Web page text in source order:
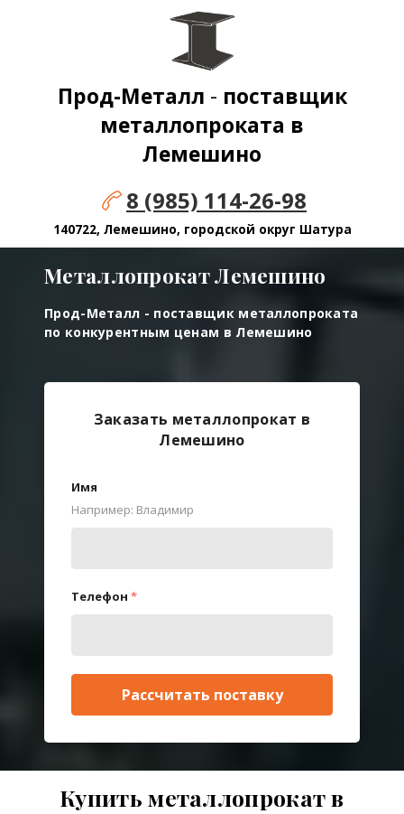
Прод-Металл - поставщик
металлопроката в
Лемешино
8 (985) 114-26-98
140722, Лемешино, городской округ Шатура
МеталлопрокатЛемешино
Прод-Металл - поставщик металлопроката
по конкурентным ценам в Лемешино
Заказать металлопрокат в
Лемешино
Имя
Например: Владимир
Телефон *
Рассчитать поставку
Купить металлопрокат в